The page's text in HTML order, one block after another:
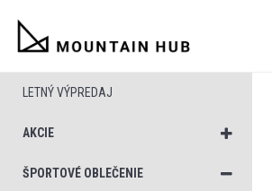
LETNÝ VÝPREDAJ
AKCIE
ŠPORTOVÉ OBLEČENIE